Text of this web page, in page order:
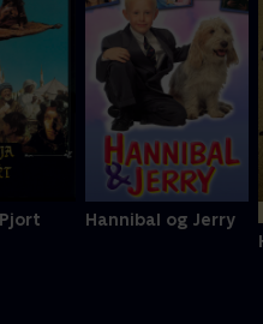
Hannibal og Jerry